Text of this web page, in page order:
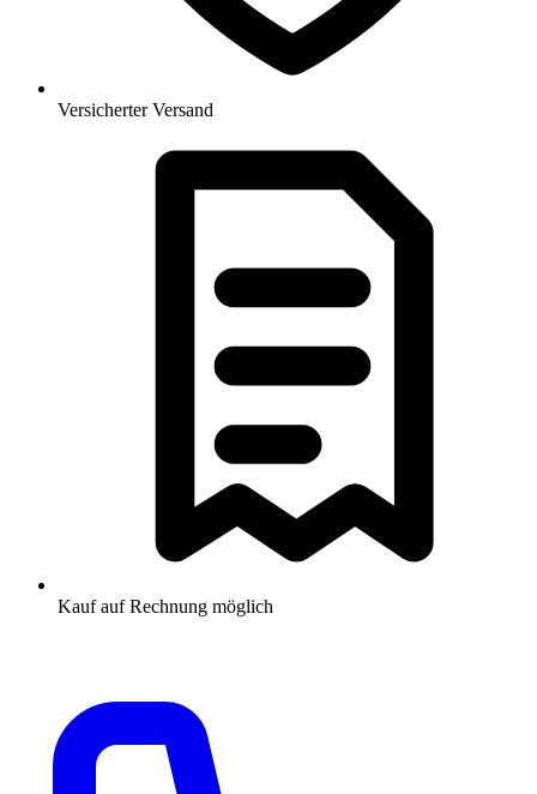
Versicherter Versand
Kauf auf Rechnung möglich